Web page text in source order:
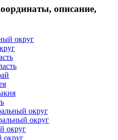
описание,
округ
округ
округ
округ
округ